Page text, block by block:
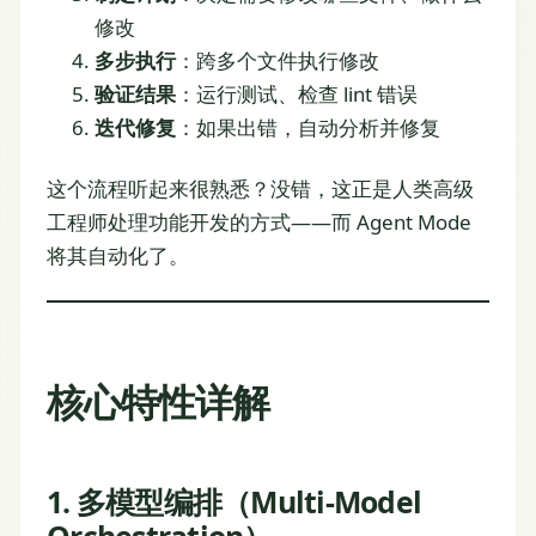
修改
多步执行：跨多个文件执行修改
验证结果 ：运行测试、检查 lint 错误
迭代修复 ：如果出错，自动分析并修复
这个流程听起来很熟悉？没错，这正是人类高级
工程师处理功能开发的方式——而 Agent Mode
将其自动化了。
核心特性详解
1. 多模型编排（Multi-Model